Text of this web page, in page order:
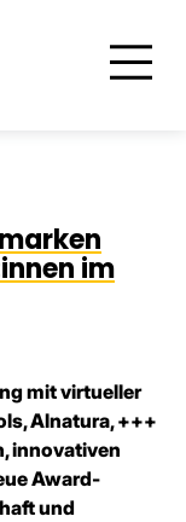
im
mit virtueller
Alnatura, +++
innovativen
Award-
und